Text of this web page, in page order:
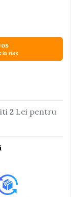
in stoc
2 Lei pentru